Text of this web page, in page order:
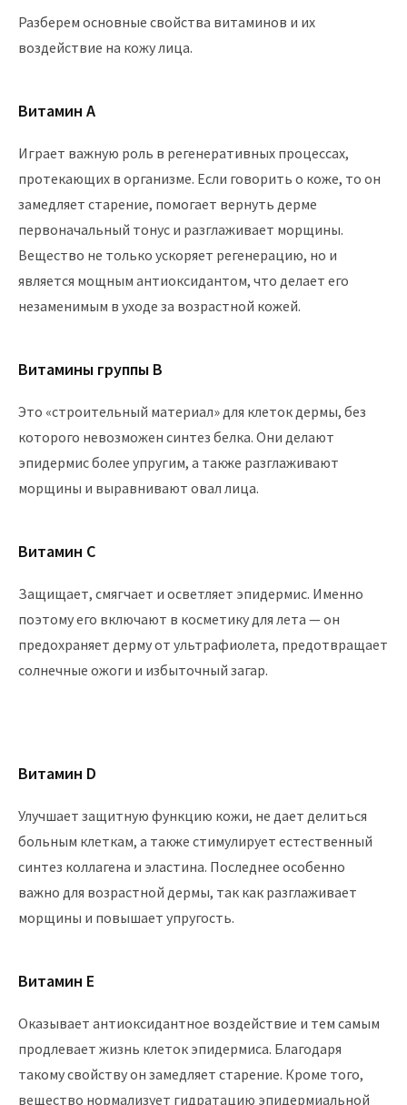
Разберем основные свойства витаминов и их
воздействие на кожу лица.
Витамин А
Играет важную роль в регенеративных процессах,
протекающих в организме. Если говорить о коже, то он
замедляет старение, помогает вернуть дерме
первоначальный тонус и разглаживает морщины.
Вещество не только ускоряет регенерацию, но и
является мощным антиоксидантом, что делает его
незаменимым в уходе за возрастной кожей.
Витамины группы B
Это «строительный материал» для клеток дермы, без
которого невозможен синтез белка. Они делают
эпидермис более упругим, а также разглаживают
морщины и выравнивают овал лица.
Витамин C
Защищает, смягчает и осветляет эпидермис. Именно
поэтому его включают в косметику для лета — он
предохраняет дерму от ультрафиолета, предотвращает
солнечные ожоги и избыточный загар.
Витамин D
Улучшает защитную функцию кожи, не дает делиться
больным клеткам, а также стимулирует естественный
синтез коллагена и эластина. Последнее особенно
важно для возрастной дермы, так как разглаживает
морщины и повышает упругость.
Витамин E
Оказывает антиоксидантное воздействие и тем самым
продлевает жизнь клеток эпидермиса. Благодаря
такому свойству он замедляет старение. Кроме того,
вещество нормализует гидратацию эпидермиальной